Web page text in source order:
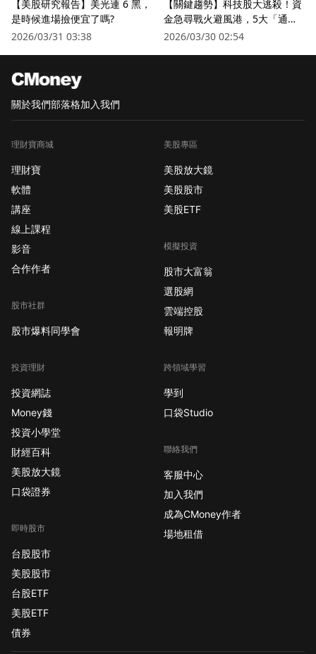
【美股研究報告】美光連 6 黑，
是時候進場撿便宜了嗎?
2026/03/31 03:38
【關鍵趨勢】科技股大逃殺！資
金急尋戰火避風港，5大「通訊
衛星股」逆勢狂飆
2026/03/30 02:54
關於我們部落格加入我們
理財寶商城
理財寶
軟體
講座
線上課程
影音
合作作者
股市社群
股市爆料同學會
投資理財
投資網誌
Money錢
投資小學堂
財經百科
美股放大鏡
口袋證券
即時股市
台股股市
美股股市
台股ETF
美股ETF
債券
美股專區
美股放大鏡
美股股市
美股ETF
模擬投資
股市大富翁
選股網
雲端控股
報明牌
跨領域學習
學到
口袋Studio
聯絡我們
客服中心
加入我們
成為CMoney作者
場地租借